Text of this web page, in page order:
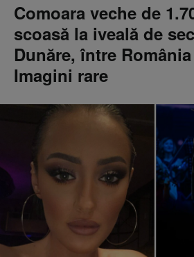
Comoara veche de
scoasă la iveală de
Dunăre, între
Imagini rare